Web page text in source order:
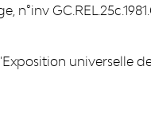
n°inv
universelle